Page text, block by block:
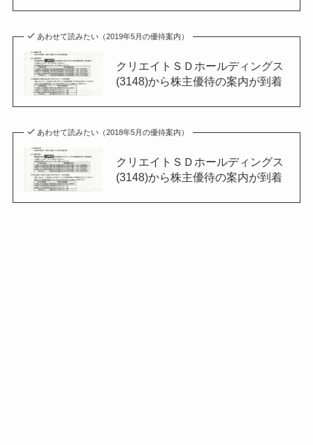
あわせて読みたい（2019年5月の優待案内）
クリエイトＳＤホールディングス
(3148)から株主優待の案内が到着
あわせて読みたい（2018年5月の優待案内）
クリエイトＳＤホールディングス
(3148)から株主優待の案内が到着